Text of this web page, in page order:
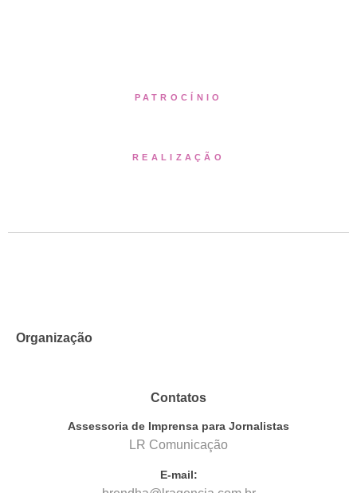
PATROCÍNIO
REALIZAÇÃO
Organização
Contatos
Assessoria de Imprensa para Jornalistas
LR Comunicação
E-mail: